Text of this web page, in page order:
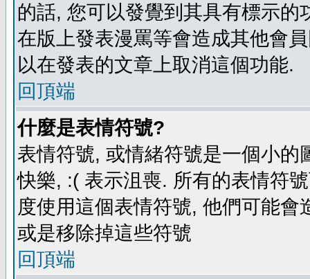
的話, 您可以發覺到其具有標示
在版上發表漫罵等會造成其他會
以在發表的文章上取消這個功能.
回頂端
什麼是表情符號?
表情符號, 或情緒符號是一個小
快樂, :( 表示沮喪. 所有的表情符
度使用這個表情符號, 他們可能
或是移除掉這些符號
回頂端